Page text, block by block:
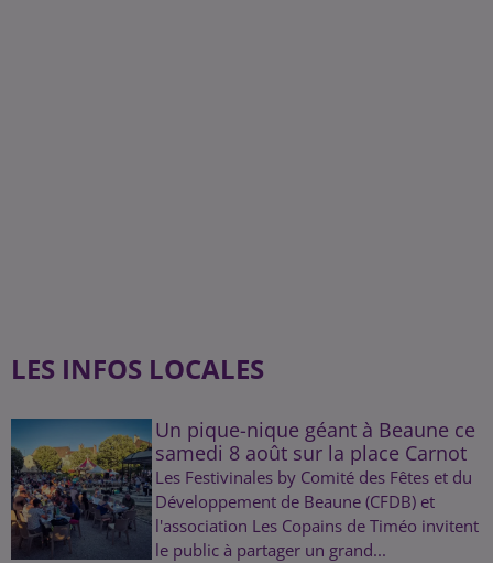
LES INFOS LOCALES
Un pique-nique géant à Beaune ce
samedi 8 août sur la place Carnot
Les Festivinales by Comité des Fêtes et du
Développement de Beaune (CFDB) et
l'association Les Copains de Timéo invitent
le public à partager un grand...